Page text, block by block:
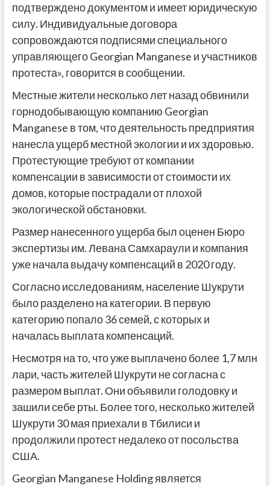
подтверждено документом и имеет юридическую
силу. Индивидуальные договора
сопровождаются подписями специального
управляющего Georgian Manganese и участников
протеста», говорится в сообщении.
Местные жители несколько лет назад обвинили
горнодобывающую компанию Georgian
Manganese в том, что деятельность предприятия
нанесла ущерб местной экологии и их здоровью.
Протестующие требуют от компании
компенсации в зависимости от стоимости их
домов, которые пострадали от плохой
экологической обстановки.
Размер нанесенного ущерба был оценен Бюро
экспертизы им. Левана Самхараули и компания
уже начала выдачу компенсаций в 2020 году.
Согласно исследованиям, население Шукрути
было разделено на категории. В первую
категорию попало 36 семей, с которых и
началась выплата компенсаций.
Несмотря на то, что уже выплачено более 1,7 млн
лари, часть жителей Шукрути не согласна с
размером выплат. Они объявили голодовку и
зашили себе рты. Более того, несколько жителей
Шукрути 30 мая приехали в Тбилиси и
продолжили протест недалеко от посольства
США.
Georgian Manganese Holding является